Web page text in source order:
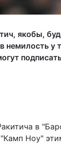
якобы,
немилость у
в
Ноу"